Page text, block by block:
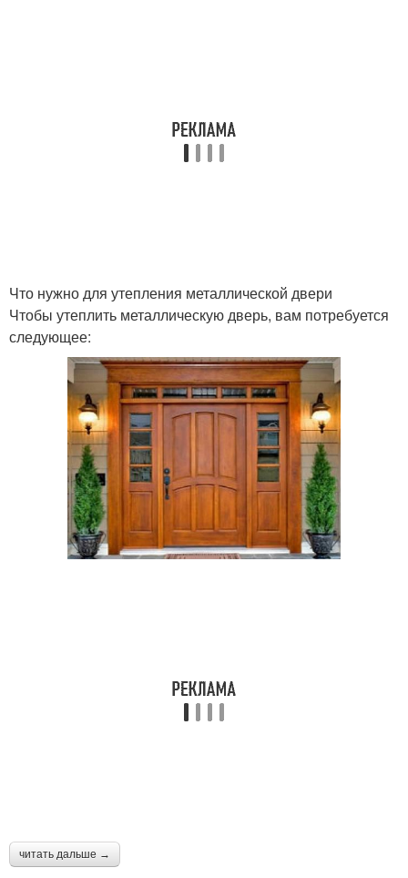
Что нужно для утепления металлической двери
Чтобы утеплить металлическую дверь, вам потребуется
следующее:
читать дальше →